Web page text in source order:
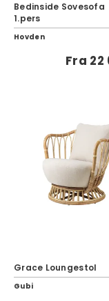
Bedinside Sovesofa
1.pers
Hovden
Fra 22
Grace Loungestol
Gubi